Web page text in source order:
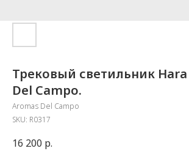
Трековый светильник
Del Campo.
Aromas Del Campo
SKU: R0317
16 200 р.